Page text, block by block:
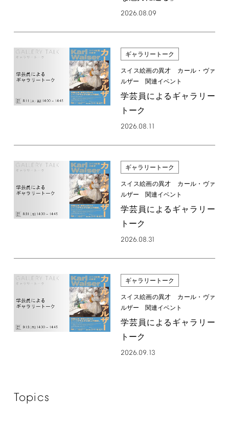
2026.08.09
ギャラリートーク
スイス絵画の異才 カール・ヴァ
ルザー 関連イベント
学芸員によるギャラリー
トーク
2026.08.11
ギャラリートーク
スイス絵画の異才 カール・ヴァ
ルザー 関連イベント
学芸員によるギャラリー
トーク
2026.08.31
ギャラリートーク
スイス絵画の異才 カール・ヴァ
ルザー 関連イベント
学芸員によるギャラリー
トーク
2026.09.13
Topics